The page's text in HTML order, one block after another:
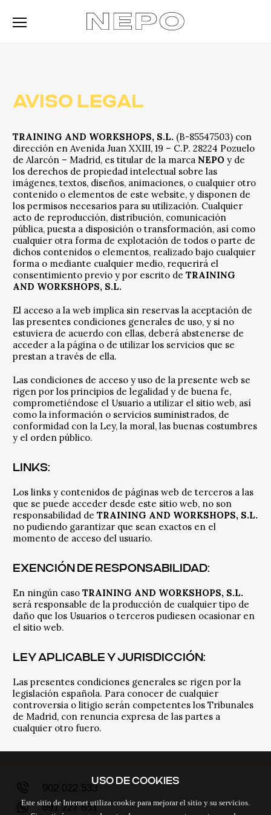
AVISO LEGAL
TRAINING AND WORKSHOPS, S.L. (B-85547503) con
dirección en Avenida Juan XXIII, 19 – C.P. 28224 Pozuelo
de Alarcón – Madrid, es titular de la marca NEPO y de
los derechos de propiedad intelectual sobre las
imágenes, textos, diseños, animaciones, o cualquier otro
contenido o elementos de este website, y disponen de
los permisos necesarios para su utilización. Cualquier
acto de reproducción, distribución, comunicación
pública, puesta a disposición o transformación, así como
cualquier otra forma de explotación de todos o parte de
dichos contenidos o elementos, realizado bajo cualquier
forma o mediante cualquier medio, requerirá el
consentimiento previo y por escrito de TRAINING
AND WORKSHOPS, S.L.
El acceso a la web implica sin reservas la aceptación de
las presentes condiciones generales de uso, y si no
estuviera de acuerdo con ellas, deberá abstenerse de
acceder a la página o de utilizar los servicios que se
prestan a través de ella.
Las condiciones de acceso y uso de la presente web se
rigen por los principios de legalidad y de buena fe,
comprometiéndose el Usuario a utilizar el sitio web, así
como la información o servicios suministrados, de
conformidad con la Ley, la moral, las buenas costumbres
y el orden público.
LINKS:
Los links y contenidos de páginas web de terceros a las
que se puede acceder desde este sitio web, no son
responsabilidad de TRAINING AND WORKSHOPS, S.L.
no pudiendo garantizar que sean exactos en el
momento de acceso del usuario.
EXENCIÓN DE RESPONSABILIDAD:
En ningún caso TRAINING AND WORKSHOPS, S.L.
será responsable de la producción de cualquier tipo de
daño que los Usuarios o terceros pudiesen ocasionar en
el sitio web.
LEY APLICABLE Y JURISDICCIÓN:
Las presentes condiciones generales se rigen por la
legislación española. Para conocer de cualquier
controversia o litigio serán competentes los Tribunales
de Madrid, con renuncia expresa de las partes a
cualquier otro fuero.
902 022 533
691 227 651
USO DE COOKIES
Este sitio de Internet utiliza cookie para mejorar el sitio y su servicios.